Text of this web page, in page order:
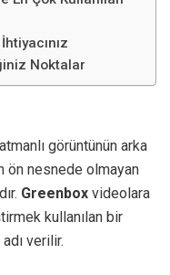
Noktalar
görüntünün arka
ön nesnede olmayan
Greenbox videolara
kullanılan bir
verilir.